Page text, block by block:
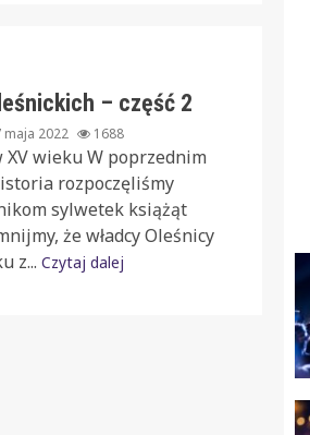
– część 2
maja 2022 1688
wieku W poprzednim
rozpoczęliśmy
sylwetek książąt
że władcy Oleśnicy
z... Czytaj dalej